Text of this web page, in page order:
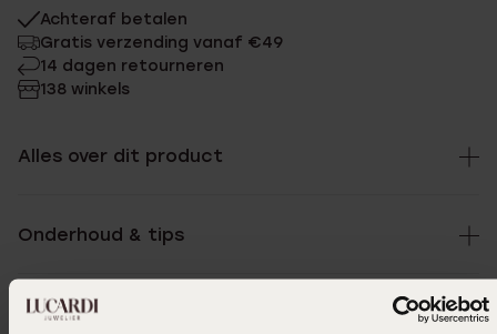
Achteraf betalen
Gratis verzending vanaf €49
14 dagen retourneren
138 winkels
Alles over dit product
Onderhoud & tips
Specificaties